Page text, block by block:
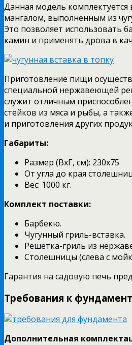
Данная модель комплектуется
мангалом, выполненным из
Это позволяет использовать
камин и применять дрова в
Приготовление пищи
специальной нержавеющей
служит отличным
стейков из мяса и рыбы, а
и приготовления других
Габариты:
Размер (ВхГ, см): 230х75
От угла до края
Вес: 1000 кг.
Комплект поставки:
Барбекю.
Чугунный гриль-вставка.
Решетка-гриль из
Столешницы (слева с
Гарантия на садовую печь
Требования к
Дополнительная